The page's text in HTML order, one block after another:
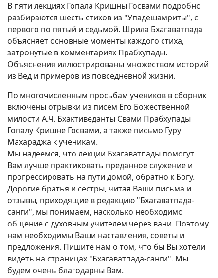
В пяти лекциях Гопала Кришны Госвами подробно
разбираются шесть стихов из "Упадешамриты", с
первого по пятый и седьмой. Шрила Бхагаватпада
объясняет основные моменты каждого стиха,
затронутые в комментариях Прабхупады.
Объяснения иллюстрированы множеством историй
из Вед и примеров из повседневной жизни.
По многочисленным просьбам учеников в сборник
включены отрывки из писем Его Божественной
милости А.Ч. Бхактиведанты Свами Прабхупады
Гопалу Кришне Госвами, а также письмо Гуру
Махараджа к ученикам.
Мы надеемся, что лекции Бхагаватпады помогут
Вам лучше практиковать преданное служение и
прогрессировать на пути домой, обратно к Богу.
Дорогие братья и сестры, читая Ваши письма и
отзывы, приходящие в редакцию "Бхагаватпада-
санги", мы понимаем, насколько необходимо
общение с духовным учителем через вани. Поэтому
нам необходимы Ваши наставления, советы и
предложения. Пишите нам о том, что бы Вы хотели
видеть на страницах "Бхагаватпада-санги". Мы
будем очень благодарны Вам.